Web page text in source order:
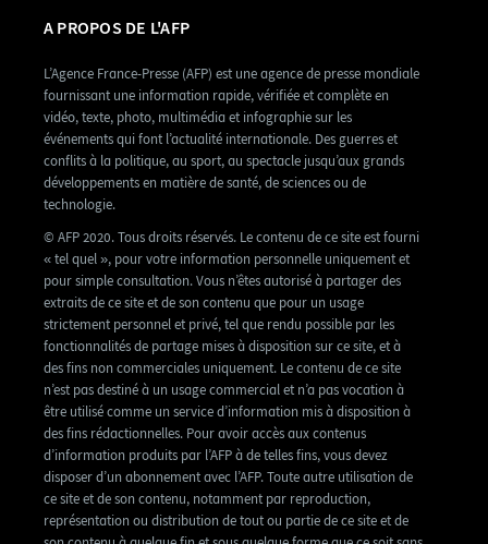
A PROPOS DE L'AFP
L’Agence France-Presse (AFP) est une agence de presse mondiale
fournissant une information rapide, vérifiée et complète en
vidéo, texte, photo, multimédia et infographie sur les
événements qui font l’actualité internationale. Des guerres et
conflits à la politique, au sport, au spectacle jusqu’aux grands
développements en matière de santé, de sciences ou de
technologie.
© AFP 2020. Tous droits réservés. Le contenu de ce site est fourni
« tel quel », pour votre information personnelle uniquement et
pour simple consultation. Vous n’êtes autorisé à partager des
extraits de ce site et de son contenu que pour un usage
strictement personnel et privé, tel que rendu possible par les
fonctionnalités de partage mises à disposition sur ce site, et à
des fins non commerciales uniquement. Le contenu de ce site
n’est pas destiné à un usage commercial et n’a pas vocation à
être utilisé comme un service d’information mis à disposition à
des fins rédactionnelles. Pour avoir accès aux contenus
d’information produits par l’AFP à de telles fins, vous devez
disposer d’un abonnement avec l’AFP. Toute autre utilisation de
ce site et de son contenu, notamment par reproduction,
représentation ou distribution de tout ou partie de ce site et de